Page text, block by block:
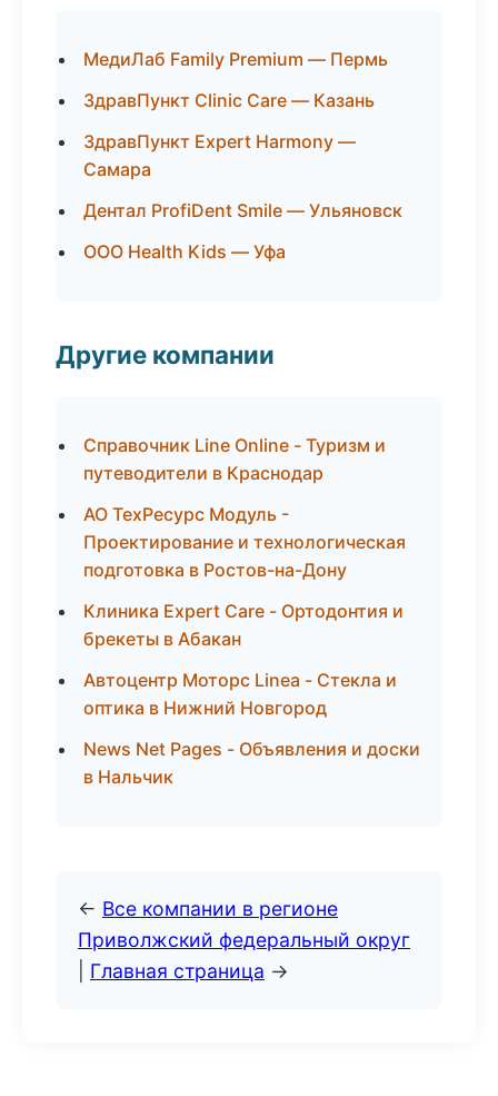
МедиЛаб Family Premium — Пермь
ЗдравПункт Clinic Care — Казань
ЗдравПункт Expert Harmony —
Самара
Дентал ProfiDent Smile — Ульяновск
ООО Health Kids — Уфа
Другие компании
Справочник Line Online - Туризм и
путеводители в Краснодар
АО ТехРесурс Модуль -
Проектирование и технологическая
подготовка в Ростов-на-Дону
Клиника Expert Care - Ортодонтия и
брекеты в Абакан
Автоцентр Моторс Linea - Стекла и
оптика в Нижний Новгород
News Net Pages - Объявления и доски
в Нальчик
← Все компании в регионе
Приволжский федеральный округ
Главная страница →